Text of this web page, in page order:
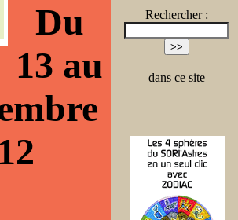
Rechercher :
dans ce site
Du
13 au